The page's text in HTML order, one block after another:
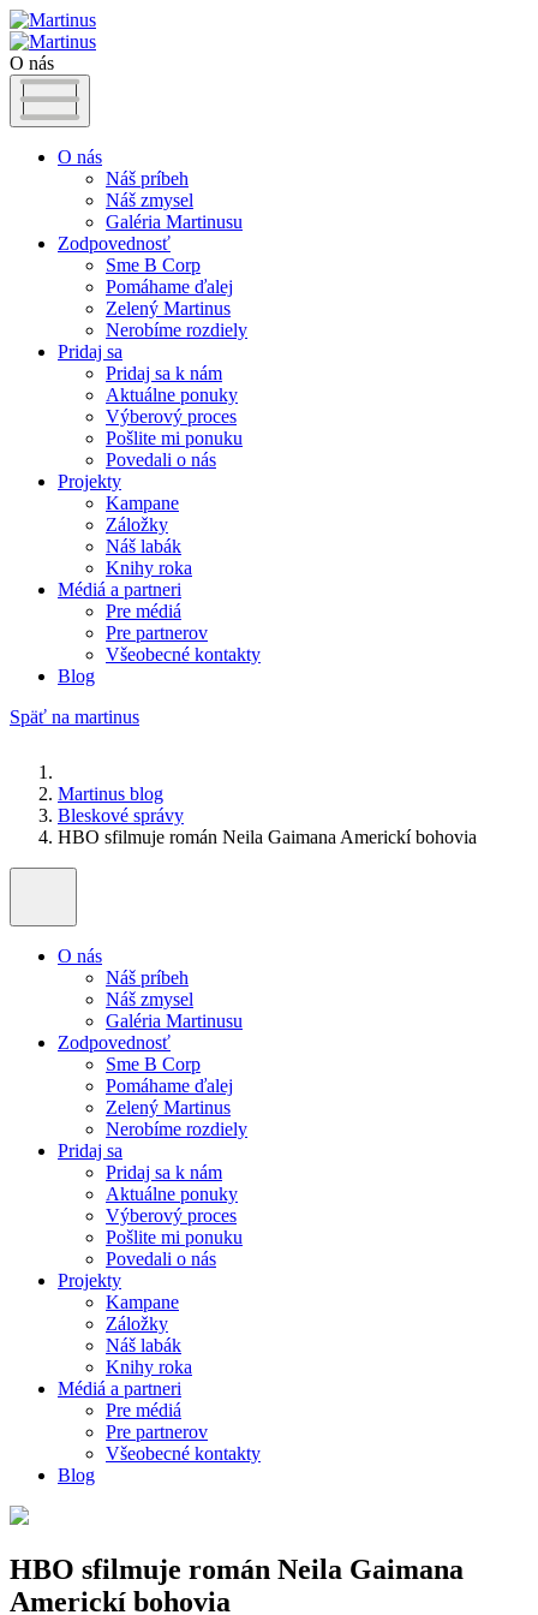
O nás
O nás
Náš príbeh
Náš zmysel
Galéria Martinusu
Zodpovednosť
Sme B Corp
Pomáhame ďalej
Zelený Martinus
Nerobíme rozdiely
Pridaj sa
Pridaj sa k nám
Aktuálne ponuky
Výberový proces
Pošlite mi ponuku
Povedali o nás
Projekty
Kampane
Záložky
Náš labák
Knihy roka
Médiá a partneri
Pre médiá
Pre partnerov
Všeobecné kontakty
Blog
Späť na martinus
Martinus blog
Bleskové správy
HBO sfilmuje román Neila Gaimana Americkí bohovia
O nás
Náš príbeh
Náš zmysel
Galéria Martinusu
Zodpovednosť
Sme B Corp
Pomáhame ďalej
Zelený Martinus
Nerobíme rozdiely
Pridaj sa
Pridaj sa k nám
Aktuálne ponuky
Výberový proces
Pošlite mi ponuku
Povedali o nás
Projekty
Kampane
Záložky
Náš labák
Knihy roka
Médiá a partneri
Pre médiá
Pre partnerov
Všeobecné kontakty
Blog
HBO sfilmuje román Neila Gaimana
Americkí bohovia